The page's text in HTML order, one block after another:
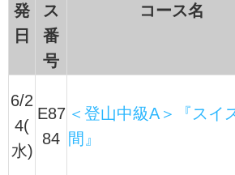
発
日
ス
番
号
コース名
6/2
4(
水)
E87
84
＜登山中級A＞『スイ
間』